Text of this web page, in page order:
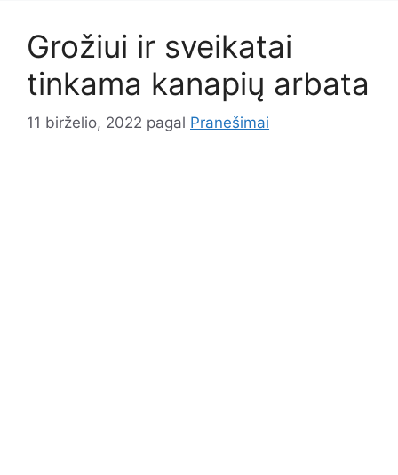
Grožiui ir sveikatai
tinkama kanapių arbata
11 birželio, 2022 pagal Pranešimai